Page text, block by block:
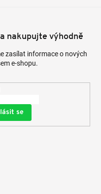
nakupujte výhodně
zasílat informace o nových
e-shopu.
se